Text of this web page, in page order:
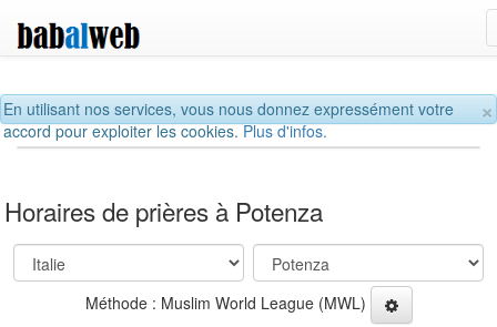
×
En utilisant nos services, vous nous donnez expressément votre
accord pour exploiter les cookies.Plus d'infos.
Horaires de prières à Potenza
Méthode : Muslim World League (MWL)